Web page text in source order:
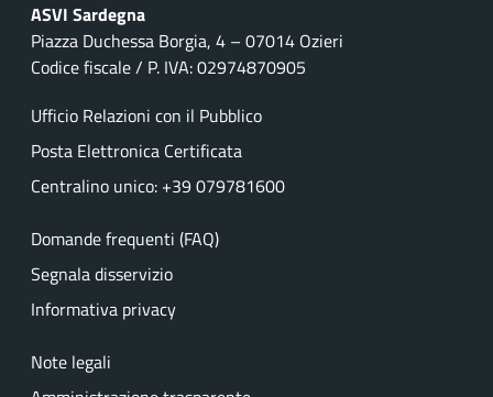
ASVI Sardegna
Piazza Duchessa Borgia, 4 – 07014 Ozieri
Codice fiscale / P. IVA: 02974870905
Ufficio Relazioni con il Pubblico
Posta Elettronica Certificata
Centralino unico: +39 079781600
Domande frequenti (FAQ)
Segnala disservizio
Informativa privacy
Note legali